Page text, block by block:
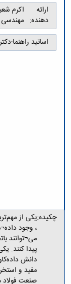
پژوهشی
معاونت
تحصیلات
تکمیلی
کمیته
آئین
نامه
ها
سمینارها
و
گروه
صنایع
گروه
کامپیوتر
نشریات
کارآموزی
مراکز
بنیاد
ملی
نخبگان
شرکت
مهندسی
مکانیک
مهندسی
کامپیوتر
ارائه
دهنده:
اکرم
مهندسی
اساتید راهنما:
چکیده:یکی از
، وجود
می¬توانند
پیدا کنند.
دانش
مفید و
صنعت فولاد